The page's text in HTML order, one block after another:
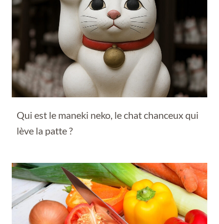
Qui est le maneki neko, le chat chanceux qui
lève la patte ?